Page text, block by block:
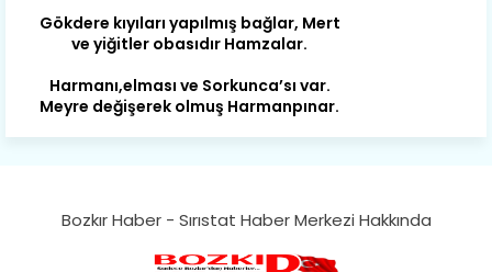
Harmanı,elması ve Sorkunca’sı var.
Büyük yerdir, mahalleleri Aydınlık, Tarih
Çarşamba’nın koynunda tarih çok
yorgun. Şehit Berâtlı, halkı yiğit genç
Bozkır Haber - Sırıstat Haber Merkezi Hakkında